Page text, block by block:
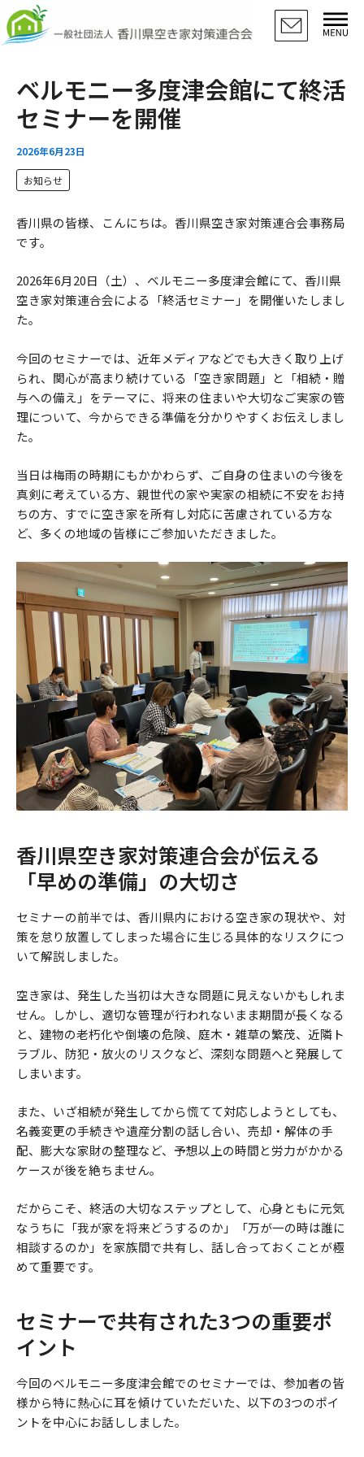
容
を
メ
ニ
ベルモニー多度津会館にて終活
セミナーを開催
2026年6月23日
お知らせ
香川県の皆様、こんにちは。香川県空き家対策連合会事務局
です。
2026年6月20日（土）、ベルモニー多度津会館にて、香川県
空き家対策連合会による「終活セミナー」を開催いたしまし
た。
今回のセミナーでは、近年メディアなどでも大きく取り上げ
られ、関心が高まり続けている「空き家問題」と「相続・贈
与への備え」をテーマに、将来の住まいや大切なご実家の管
理について、今からできる準備を分かりやすくお伝えしまし
た。
当日は梅雨の時期にもかかわらず、ご自身の住まいの今後を
真剣に考えている方、親世代の家や実家の相続に不安をお持
ちの方、すでに空き家を所有し対応に苦慮されている方な
ど、多くの地域の皆様にご参加いただきました。
香川県空き家対策連合会が伝える
「早めの準備」の大切さ
セミナーの前半では、香川県内における空き家の現状や、対
策を怠り放置してしまった場合に生じる具体的なリスクにつ
いて解説しました。
空き家は、発生した当初は大きな問題に見えないかもしれま
せん。しかし、適切な管理が行われないまま期間が長くなる
と、建物の老朽化や倒壊の危険、庭木・雑草の繁茂、近隣ト
ラブル、防犯・放火のリスクなど、深刻な問題へと発展して
しまいます。
また、いざ相続が発生してから慌てて対応しようとしても、
名義変更の手続きや遺産分割の話し合い、売却・解体の手
配、膨大な家財の整理など、予想以上の時間と労力がかかる
ケースが後を絶ちません。
だからこそ、終活の大切なステップとして、心身ともに元気
なうちに「我が家を将来どうするのか」「万が一の時は誰に
相談するのか」を家族間で共有し、話し合っておくことが極
めて重要です。
セミナーで共有された3つの重要ポ
イント
今回のベルモニー多度津会館でのセミナーでは、参加者の皆
様から特に熱心に耳を傾けていただいた、以下の3つのポイ
ントを中心にお話ししました。
検
索
ア
ー
カ